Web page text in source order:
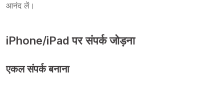
आनंद लें।
iPhone/iPad पर संपर्क जोड़ना
एकल संपर्क बनाना